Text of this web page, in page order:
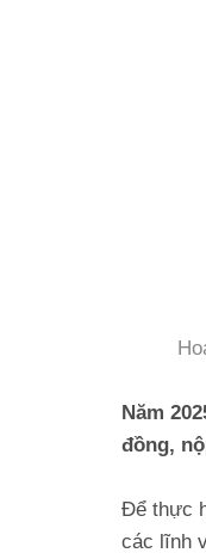
Năm
đồng,
Để thực
các lĩnh